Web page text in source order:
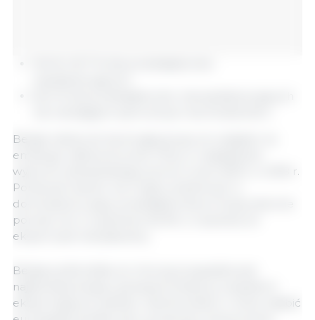
Belgia należy do tej drugiej grupy ze względu na
embargo nałożone przez Chiny w następstwie
wybuchu afrykańskiego pomoru świń (ASF) w 2018 r.
Ponieważ kraj ten nie mógł uczestniczyć w
dochodzeniu, jego przedsiębiorstwa muszą obecnie
ponosić cło w wysokości 62,4%, co sprawia, że
eksport jest nieopłacalny.
Belgia podkreśliła, że choć jej przypadek jest
najbardziej skrajny, sytuacja ta dotyczy wszystkich
eksportujących państw członkowskich i może osłabić